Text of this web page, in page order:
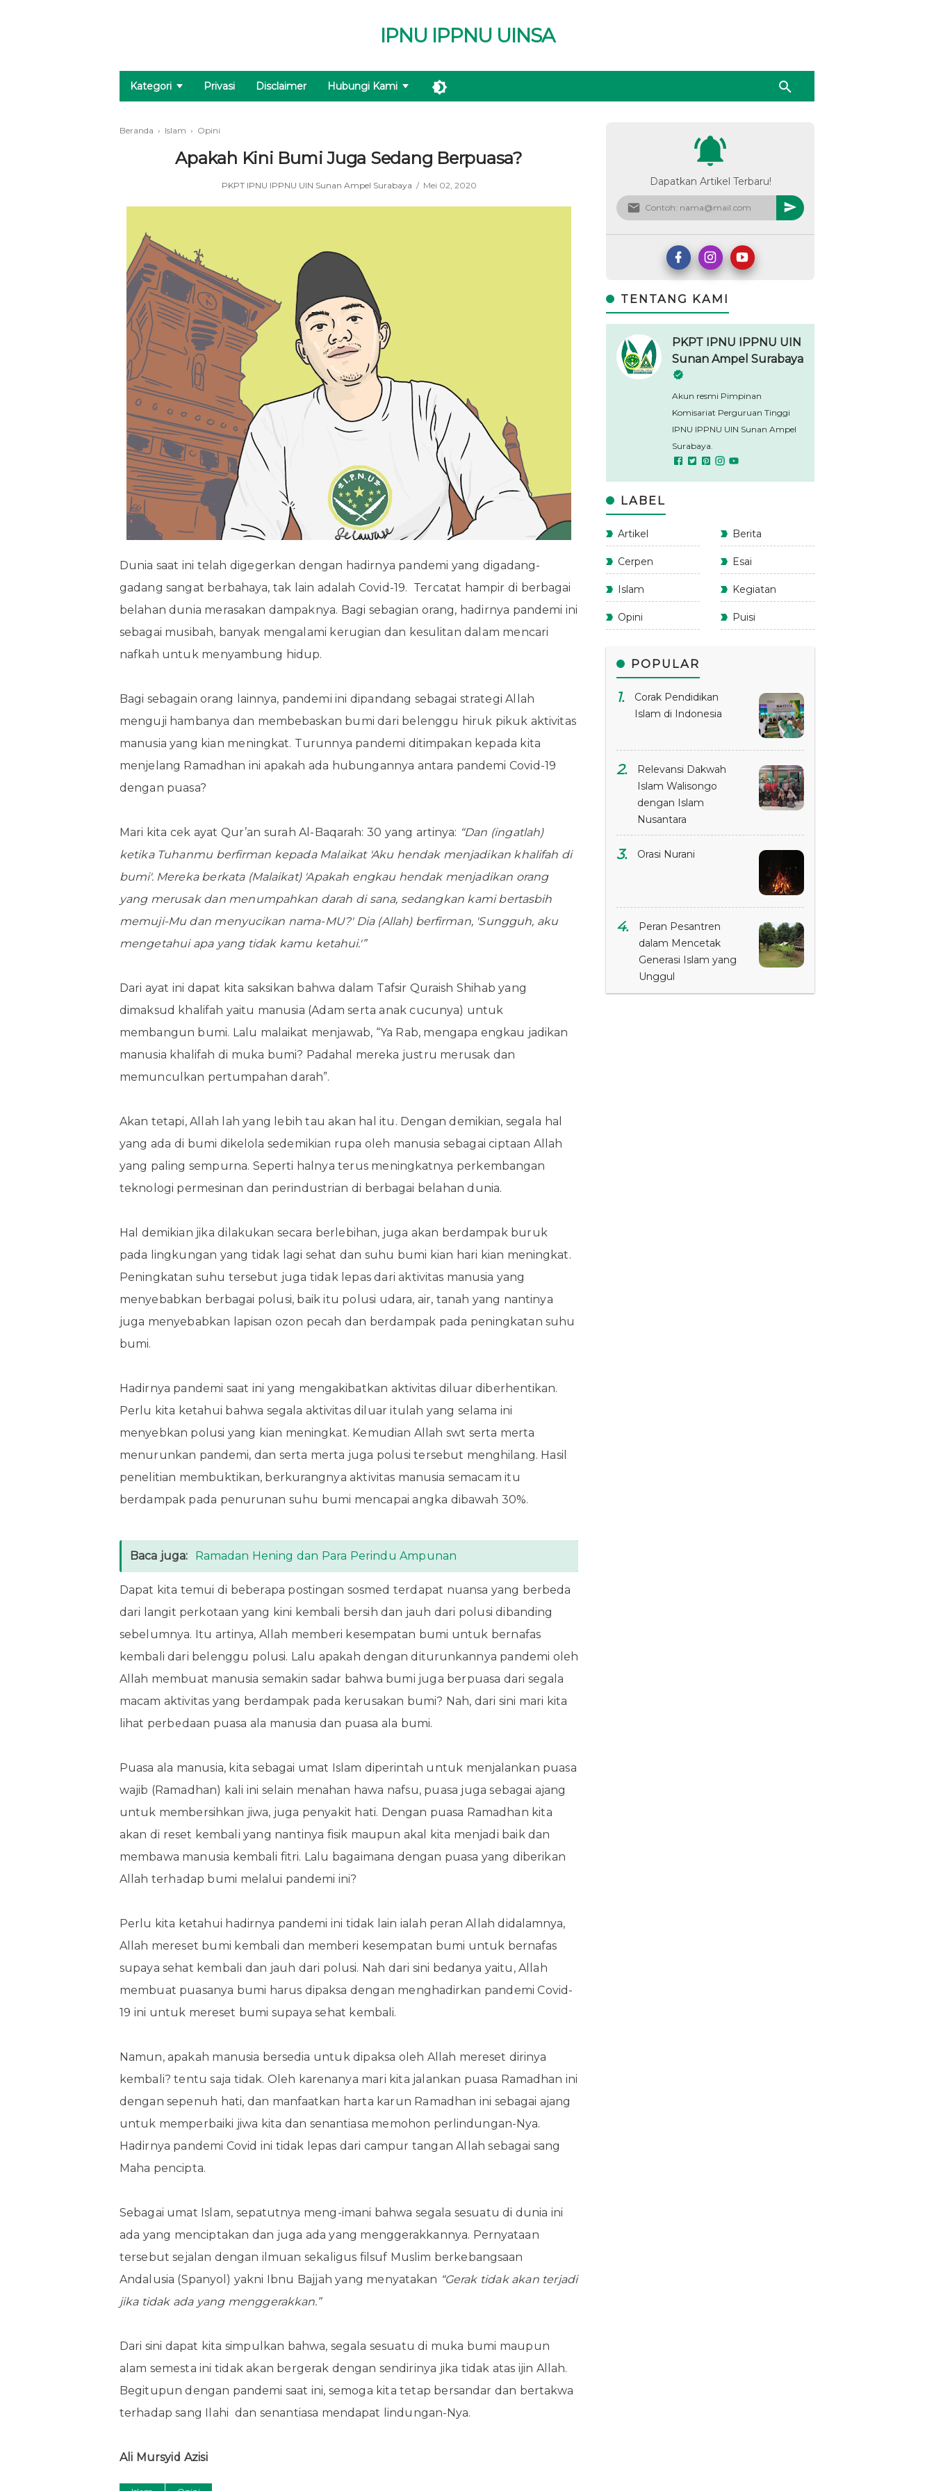
IPNU IPPNU UINSA
Kategori Privasi Disclaimer Hubungi Kami
Beranda › Islam › Opini
Apakah Kini Bumi Juga Sedang Berpuasa?
PKPT IPNU IPPNU UIN Sunan Ampel Surabaya Mei 02, 2020
Dunia saat ini telah digegerkan dengan hadirnya pandemi yang digadang-
gadang sangat berbahaya, tak lain adalah Covid-19. Tercatat hampir di berbagai
belahan dunia merasakan dampaknya. Bagi sebagian orang, hadirnya pandemi ini
sebagai musibah, banyak mengalami kerugian dan kesulitan dalam mencari
nafkah untuk menyambung hidup.
Bagi sebagain orang lainnya, pandemi ini dipandang sebagai strategi Allah
menguji hambanya dan membebaskan bumi dari belenggu hiruk pikuk aktivitas
manusia yang kian meningkat. Turunnya pandemi ditimpakan kepada kita
menjelang Ramadhan ini apakah ada hubungannya antara pandemi Covid-19
dengan puasa?
Mari kita cek ayat Qur’an surah Al-Baqarah: 30 yang artinya: “Dan (ingatlah)
ketika Tuhanmu berfirman kepada Malaikat 'Aku hendak menjadikan khalifah di
bumi'. Mereka berkata (Malaikat) 'Apakah engkau hendak menjadikan orang
yang merusak dan menumpahkan darah di sana, sedangkan kami bertasbih
memuji-Mu dan menyucikan nama-MU?' Dia (Allah) berfirman, 'Sungguh, aku
mengetahui apa yang tidak kamu ketahui.'”
Dari ayat ini dapat kita saksikan bahwa dalam Tafsir Quraish Shihab yang
dimaksud khalifah yaitu manusia (Adam serta anak cucunya) untuk
membangun bumi. Lalu malaikat menjawab, “Ya Rab, mengapa engkau jadikan
manusia khalifah di muka bumi? Padahal mereka justru merusak dan
memunculkan pertumpahan darah”.
Akan tetapi, Allah lah yang lebih tau akan hal itu. Dengan demikian, segala hal
yang ada di bumi dikelola sedemikian rupa oleh manusia sebagai ciptaan Allah
yang paling sempurna. Seperti halnya terus meningkatnya perkembangan
teknologi permesinan dan perindustrian di berbagai belahan dunia.
Hal demikian jika dilakukan secara berlebihan, juga akan berdampak buruk
pada lingkungan yang tidak lagi sehat dan suhu bumi kian hari kian meningkat.
Peningkatan suhu tersebut juga tidak lepas dari aktivitas manusia yang
menyebabkan berbagai polusi, baik itu polusi udara, air, tanah yang nantinya
juga menyebabkan lapisan ozon pecah dan berdampak pada peningkatan suhu
bumi.
Hadirnya pandemi saat ini yang mengakibatkan aktivitas diluar diberhentikan.
Perlu kita ketahui bahwa segala aktivitas diluar itulah yang selama ini
menyebkan polusi yang kian meningkat. Kemudian Allah swt serta merta
menurunkan pandemi, dan serta merta juga polusi tersebut menghilang. Hasil
penelitian membuktikan, berkurangnya aktivitas manusia semacam itu
berdampak pada penurunan suhu bumi mencapai angka dibawah 30%.
Baca juga: Ramadan Hening dan Para Perindu Ampunan
Dapat kita temui di beberapa postingan sosmed terdapat nuansa yang berbeda
dari langit perkotaan yang kini kembali bersih dan jauh dari polusi dibanding
sebelumnya. Itu artinya, Allah memberi kesempatan bumi untuk bernafas
kembali dari belenggu polusi. Lalu apakah dengan diturunkannya pandemi oleh
Allah membuat manusia semakin sadar bahwa bumi juga berpuasa dari segala
macam aktivitas yang berdampak pada kerusakan bumi? Nah, dari sini mari kita
lihat perbedaan puasa ala manusia dan puasa ala bumi.
Puasa ala manusia, kita sebagai umat Islam diperintah untuk menjalankan puasa
wajib (Ramadhan) kali ini selain menahan hawa nafsu, puasa juga sebagai ajang
untuk membersihkan jiwa, juga penyakit hati. Dengan puasa Ramadhan kita
akan di reset kembali yang nantinya fisik maupun akal kita menjadi baik dan
membawa manusia kembali fitri. Lalu bagaimana dengan puasa yang diberikan
Allah terhadap bumi melalui pandemi ini?
Perlu kita ketahui hadirnya pandemi ini tidak lain ialah peran Allah didalamnya,
Allah mereset bumi kembali dan memberi kesempatan bumi untuk bernafas
supaya sehat kembali dan jauh dari polusi. Nah dari sini bedanya yaitu, Allah
membuat puasanya bumi harus dipaksa dengan menghadirkan pandemi Covid-
19 ini untuk mereset bumi supaya sehat kembali.
Namun, apakah manusia bersedia untuk dipaksa oleh Allah mereset dirinya
kembali? tentu saja tidak. Oleh karenanya mari kita jalankan puasa Ramadhan ini
dengan sepenuh hati, dan manfaatkan harta karun Ramadhan ini sebagai ajang
untuk memperbaiki jiwa kita dan senantiasa memohon perlindungan-Nya.
Hadirnya pandemi Covid ini tidak lepas dari campur tangan Allah sebagai sang
Maha pencipta.
Sebagai umat Islam, sepatutnya meng-imani bahwa segala sesuatu di dunia ini
ada yang menciptakan dan juga ada yang menggerakkannya. Pernyataan
tersebut sejalan dengan ilmuan sekaligus filsuf Muslim berkebangsaan
Andalusia (Spanyol) yakni Ibnu Bajjah yang menyatakan “Gerak tidak akan terjadi
jika tidak ada yang menggerakkan.”
Dari sini dapat kita simpulkan bahwa, segala sesuatu di muka bumi maupun
alam semesta ini tidak akan bergerak dengan sendirinya jika tidak atas ijin Allah.
Begitupun dengan pandemi saat ini, semoga kita tetap bersandar dan bertakwa
terhadap sang Ilahi dan senantiasa mendapat lindungan-Nya.
Ali Mursyid Azisi
Dapatkan Artikel Terbaru!
TENTANG KAMI
PKPT IPNU IPPNU UIN
Sunan Ampel Surabaya
Akun resmi Pimpinan
Komisariat Perguruan Tinggi
IPNU IPPNU UIN Sunan Ampel
Surabaya.
LABEL
Artikel Berita
Cerpen Esai
Islam Kegiatan
Opini Puisi
POPULAR
Corak Pendidikan
Islam di Indonesia
Relevansi Dakwah
Islam Walisongo
dengan Islam
Nusantara
Orasi Nurani
Peran Pesantren
dalam Mencetak
Generasi Islam yang
Unggul